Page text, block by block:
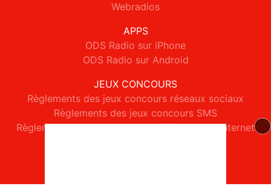
Webradios
APPS
ODS Radio sur iPhone
ODS Radio sur Android
JEUX CONCOURS
Règlements des jeux concours réseaux sociaux
Règlements des jeux concours SMS
Règlements des jeux concours téléphone et internet